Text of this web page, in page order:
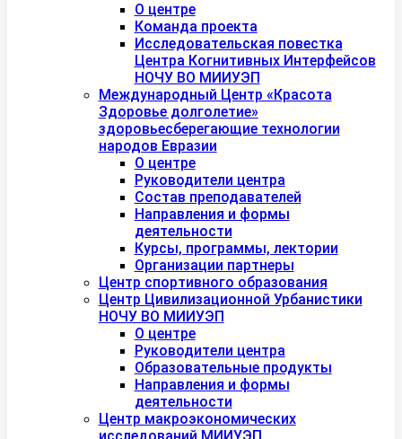
О центре
Команда проекта
Исследовательская повестка
Центра Когнитивных Интерфейсов
НОЧУ ВО МИИУЭП
Международный Центр «Красота
Здоровье долголетие»
здоровьесберегающие технологии
народов Евразии
О центре
Руководители центра
Состав преподавателей
Направления и формы
деятельности
Курсы, программы, лектории
Организации партнеры
Центр спортивного образования
Центр Цивилизационной Урбанистики
НОЧУ ВО МИИУЭП
О центре
Руководители центра
Образовательные продукты
Направления и формы
деятельности
Центр макроэкономических